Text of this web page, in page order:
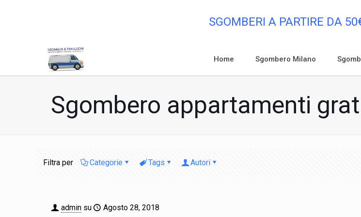
SGOMBERI A PARTIRE DA
Home Sgombero Milano
Sgombero appartamenti
Filtra per Categorie Tags Autori
admin su Agosto 28, 2018